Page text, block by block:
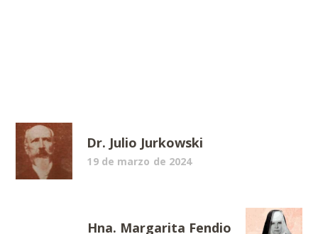
Dr. Julio Jurkowski
19 de marzo de 2024
Hna. Margarita Fendio